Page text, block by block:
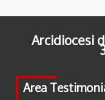
Arcidiocesi
Area